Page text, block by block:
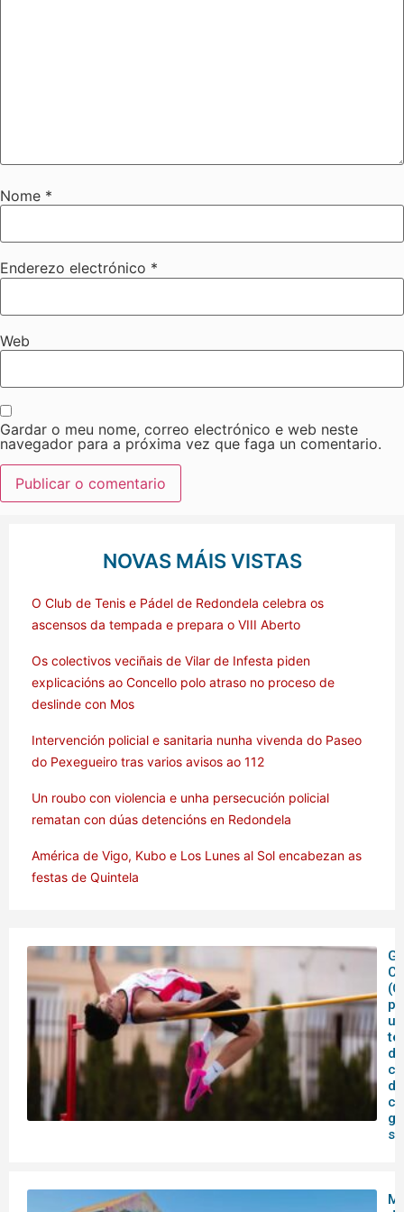
Nome *
Enderezo electrónico *
Web
Gardar o meu nome, correo electrónico e web neste
navegador para a próxima vez que faga un comentario.
NOVAS MÁIS VISTAS
O Club de Tenis e Pádel de Redondela celebra os
ascensos da tempada e prepara o VIII Aberto
Os colectivos veciñais de Vilar de Infesta piden
explicacións ao Concello polo atraso no proceso de
deslinde con Mos
Intervención policial e sanitaria nunha vivenda do Paseo
do Pexegueiro tras varios avisos ao 112
Un roubo con violencia e unha persecución policial
rematan con dúas detencións en Redondela
América de Vigo, Kubo e Los Lunes al Sol encabezan as
festas de Quintela
de